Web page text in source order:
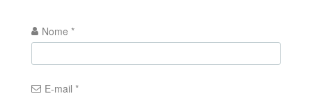
Nome *
E-mail *